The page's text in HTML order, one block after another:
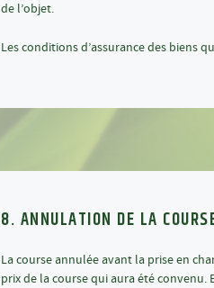
de l’objet.
Les conditions d’assurance des biens
8. ANNULATION DE LA
La course annulée avant la prise en
prix de la course qui aura été convenu.